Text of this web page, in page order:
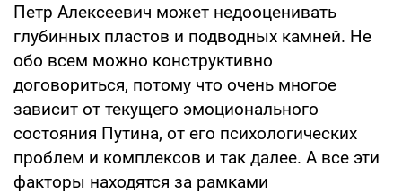
Петр Алексеевич может недооценивать
глубинных пластов и подводных камней. Не
обо всем можно конструктивно
договориться, потому что очень многое
зависит от текущего эмоционального
состояния Путина, от его психологических
проблем и комплексов и так далее. А все эти
факторы находятся за рамками